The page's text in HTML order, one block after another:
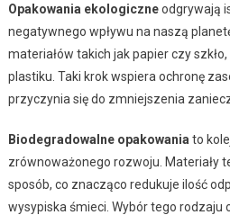
Opakowania ekologiczneodgrywają
negatywnego wpływu na naszą
materiałów takich jak papier czy
plastiku. Taki krok wspiera ochronę
przyczynia się do zmniejszenia
Biodegradowalne opakowania to
zrównoważonego rozwoju. Materiały
sposób, co znacząco redukuje ilość
wysypiska śmieci. Wybór tego rodzaju